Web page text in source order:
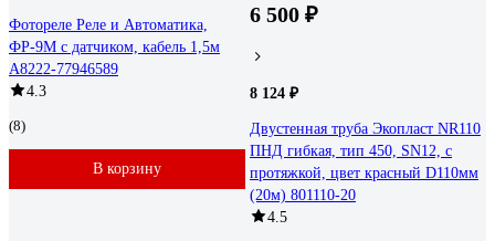
Фотореле Реле и Автоматика,
ФР-9М с датчиком, кабель 1,5м
A8222-77946589
4.3
(8)
В корзину
6 500 ₽
8 124 ₽
Двустенная труба Экопласт NR110
ПНД гибкая, тип 450, SN12, с
протяжкой, цвет красный D110мм
(20м) 801110-20
4.5